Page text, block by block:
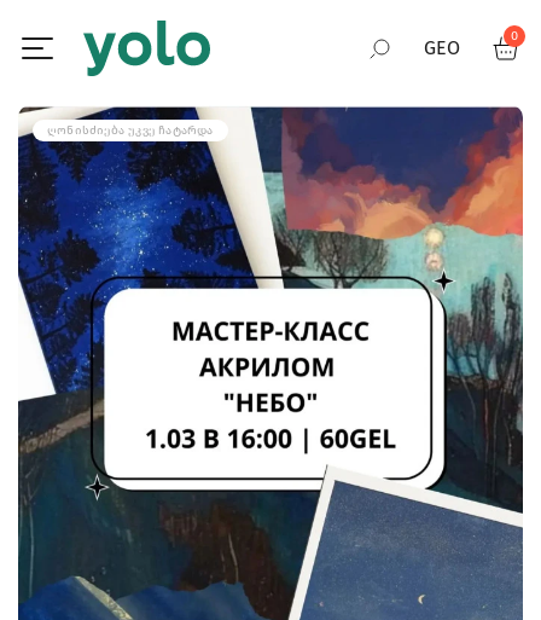
GEO
ENG
0
ᲦᲝᲜᲘᲡᲫᲘᲔᲑᲐ ᲣᲙᲕᲔ ᲩᲐᲢᲐᲠᲓᲐ